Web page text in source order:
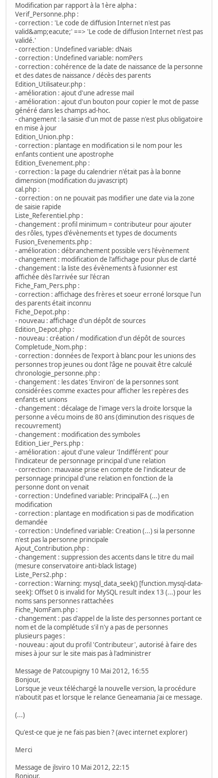
Modification par rapport à la 1ère alpha :
Verif_Personne.php :
- correction : 'Le code de diffusion Internet n'est pas
valid&amp;eacute;' ==> 'Le code de diffusion Internet n'est pas
validé.'
- correction : Undefined variable: dNais
- correction : Undefined variable: nomPers
- correction : cohérence de la date de naissance de la personne
et des dates de naissance / décès des parents
Edition_Utilisateur.php :
- amélioration : ajout d'une adresse mail
- amélioration : ajout d'un bouton pour copier le mot de passe
généré dans les champs ad-hoc.
- changement : la saisie d'un mot de passe n'est plus obligatoire
en mise à jour
Edition_Union.php :
- correction : plantage en modification si le nom pour les
enfants contient une apostrophe
Edition_Evenement.php :
- correction : la page du calendrier n'était pas à la bonne
dimension (modification du javascript)
cal.php :
- correction : on ne pouvait pas modifier une date via la zone
de saisie rapide
Liste_Referentiel.php :
- changement : profil minimum = contributeur pour ajouter
des rôles, types d'évènements et types de documents
Fusion_Evenements.php :
- amélioration : débranchement possible vers l'évènement
- changement : modification de l'affichage pour plus de clarté
- changement : la liste des évènements à fusionner est
affichée dès l'arrivée sur l'écran
Fiche_Fam_Pers.php :
- correction : affichage des frères et soeur erroné lorsque l'un
des parents était inconnu
Fiche_Depot.php :
- nouveau : affichage d'un dépôt de sources
Edition_Depot.php :
- nouveau : création / modification d'un dépôt de sources
Completude_Nom.php :
- correction : données de l'export à blanc pour les unions des
personnes trop jeunes ou dont l'âge ne pouvait être calculé
chronologie_personne.php :
- changement : les dates 'Environ' de la personnes sont
considérées comme exactes pour afficher les repères des
enfants et unions
- changement : décalage de l'image vers la droite lorsque la
personne a vécu moins de 80 ans (diminution des risques de
recouvrement)
- changement : modification des symboles
Edition_Lier_Pers.php :
- amélioration : ajout d'une valeur 'Indifférent' pour
l'indicateur de personnage principal d'une relation
- correction : mauvaise prise en compte de l'indicateur de
personnage principal d'une relation en fonction de la
personne dont on venait
- correction : Undefined variable: PrincipalFA (...) en
modification
- correction : plantage en modification si pas de modification
demandée
- correction : Undefined variable: Creation (...) si la personne
n'est pas la personne principale
Ajout_Contribution.php :
- changement : suppression des accents dans le titre du mail
(mesure conservatoire anti-black listage)
Liste_Pers2.php :
- correction : Warning: mysql_data_seek() [function.mysql-data-
seek]: Offset 0 is invalid for MySQL result index 13 (...) pour les
noms sans personnes rattachées
Fiche_NomFam.php :
- changement : pas d'appel de la liste des personnes portant ce
nom et de la complétude s'il n'y a pas de personnes
plusieurs pages :
- nouveau : ajout du profil 'Contributeur', autorisé à faire des
mises à jour sur le site mais pas à l'administrer
Message de Patcoupigny 10 Mai 2012, 16:55
Bonjour,
Lorsque je veux téléchargé la nouvelle version, la procédure
n'aboutit pas et lorsque le relance Geneamania j'ai ce message.
(...)
Qu'est-ce que je ne fais pas bien ? (avec internet explorer)
Merci
Message de jlsviro 10 Mai 2012, 22:15
Bonjour,